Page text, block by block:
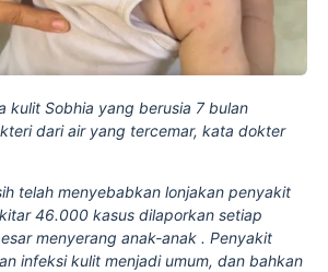
kulit Sobhia yang berusia 7 bulan
dari air yang tercemar, kata dokter
telah menyebabkan lonjakan penyakit
46.000 kasus dilaporkan setiap
menyerang anak-anak . Penyakit
infeksi kulit menjadi umum, dan bahkan